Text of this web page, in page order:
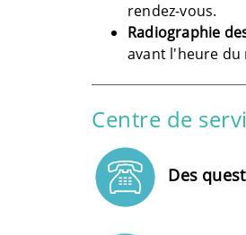
rendez-vous.
Radiographie
avant l'heure du
Centre de
Des